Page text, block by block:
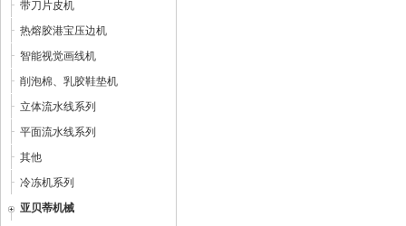
带刀片皮机
热熔胶港宝压边机
智能视觉画线机
削泡棉、乳胶鞋垫机
立体流水线系列
平面流水线系列
其他
冷冻机系列
亚贝蒂机械